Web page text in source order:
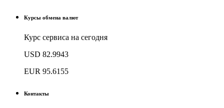
Курсы обмена валют
Курс сервиса на сегодня
USD 82.9943
EUR 95.6155
Контакты